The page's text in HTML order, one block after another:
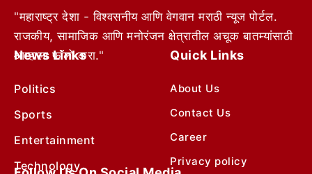
"महाराष्ट्र देशा - विश्वसनीय आणि वेगवान मराठी न्यूज पोर्टल.
राजकीय, सामाजिक आणि मनोरंजन क्षेत्रातील अचूक बातम्यांसाठी
आम्हाला फॉलो करा."
News Links
Politics
Sports
Entertainment
Technology
Quick Links
About Us
Contact Us
Career
Privacy policy